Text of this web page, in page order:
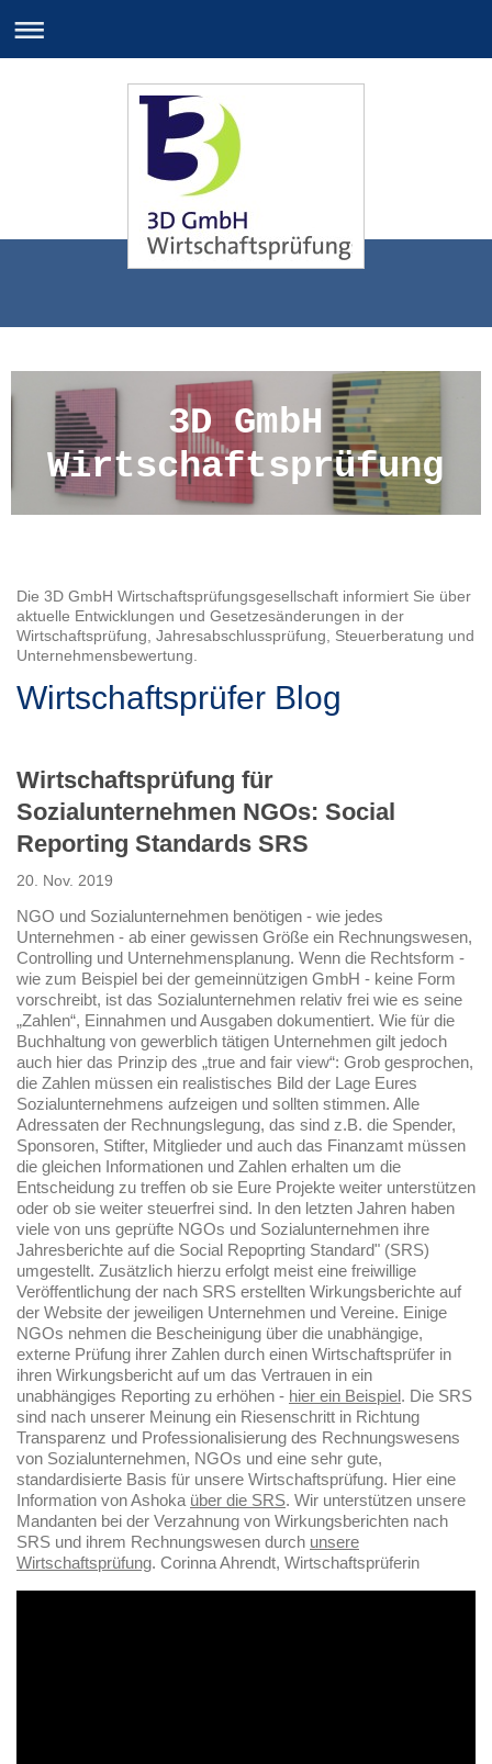
3D GmbH
Wirtschaftsprüfung
Die 3D GmbH Wirtschaftsprüfungsgesellschaft informiert Sie über
aktuelle Entwicklungen und Gesetzesänderungen in der
Wirtschaftsprüfung, Jahresabschlussprüfung, Steuerberatung und
Unternehmensbewertung.
Wirtschaftsprüfer Blog
Wirtschaftsprüfung für
Sozialunternehmen NGOs: Social
Reporting Standards SRS
20. Nov. 2019
NGO und Sozialunternehmen benötigen - wie jedes
Unternehmen - ab einer gewissen Größe ein Rechnungswesen,
Controlling und Unternehmensplanung. Wenn die Rechtsform -
wie zum Beispiel bei der gemeinnützigen GmbH - keine Form
vorschreibt, ist das Sozialunternehmen relativ frei wie es seine
„Zahlen“, Einnahmen und Ausgaben dokumentiert. Wie für die
Buchhaltung von gewerblich tätigen Unternehmen gilt jedoch
auch hier das Prinzip des „true and fair view“: Grob gesprochen,
die Zahlen müssen ein realistisches Bild der Lage Eures
Sozialunternehmens aufzeigen und sollten stimmen. Alle
Adressaten der Rechnungslegung, das sind z.B. die Spender,
Sponsoren, Stifter, Mitglieder und auch das Finanzamt müssen
die gleichen Informationen und Zahlen erhalten um die
Entscheidung zu treffen ob sie Eure Projekte weiter unterstützen
oder ob sie weiter steuerfrei sind. In den letzten Jahren haben
viele von uns geprüfte NGOs und Sozialunternehmen ihre
Jahresberichte auf die Social Repoprting Standard" (SRS)
umgestellt. Zusätzlich hierzu erfolgt meist eine freiwillige
Veröffentlichung der nach SRS erstellten Wirkungsberichte auf
der Website der jeweiligen Unternehmen und Vereine. Einige
NGOs nehmen die Bescheinigung über die unabhängige,
externe Prüfung ihrer Zahlen durch einen Wirtschaftsprüfer in
ihren Wirkungsbericht auf um das Vertrauen in ein
unabhängiges Reporting zu erhöhen - hier ein Beispiel . Die SRS
sind nach unserer Meinung ein Riesenschritt in Richtung
Transparenz und Professionalisierung des Rechnungswesens
von Sozialunternehmen, NGOs und eine sehr gute,
standardisierte Basis für unsere Wirtschaftsprüfung. Hier eine
Information von Ashoka über die SRS. Wir unterstützen unsere
Mandanten bei der Verzahnung von Wirkungsberichten nach
SRS und ihrem Rechnungswesen durch unsere
Wirtschaftsprüfung. Corinna Ahrendt, Wirtschaftsprüferin